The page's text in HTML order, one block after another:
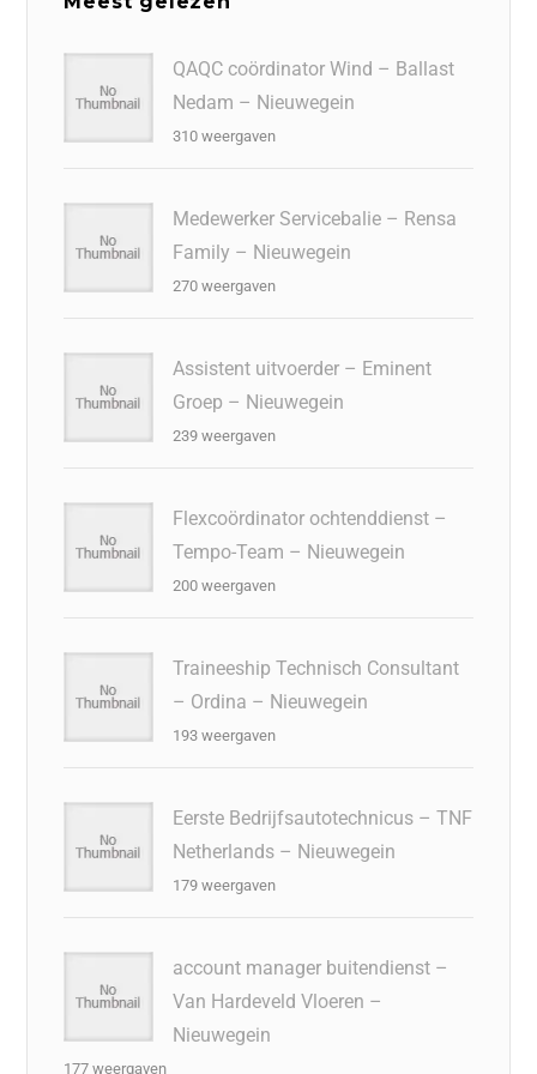
QAQC coördinator Wind – Ballast
Nedam – Nieuwegein
310 weergaven
Medewerker Servicebalie – Rensa
Family – Nieuwegein
270 weergaven
Assistent uitvoerder – Eminent
Groep – Nieuwegein
239 weergaven
Flexcoördinator ochtenddienst –
Tempo-Team – Nieuwegein
200 weergaven
Traineeship Technisch Consultant
– Ordina – Nieuwegein
193 weergaven
Eerste Bedrijfsautotechnicus – TNF
Netherlands – Nieuwegein
179 weergaven
account manager buitendienst –
Van Hardeveld Vloeren –
Nieuwegein
177 weergaven